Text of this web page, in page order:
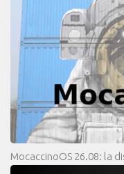
MocaccinoOS 26.08: la